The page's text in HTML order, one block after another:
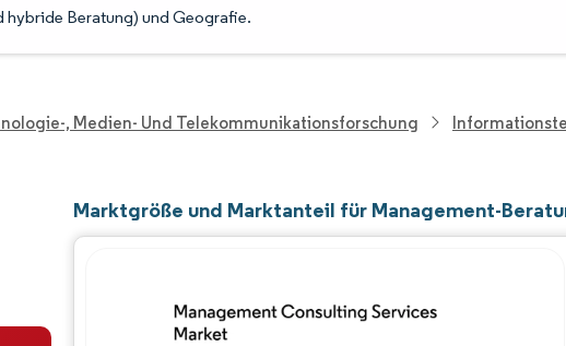
hybride Beratung) und Geografie.
, Medien- Und Telekommunikationsforschung
Marktgröße und Marktanteil für Management-